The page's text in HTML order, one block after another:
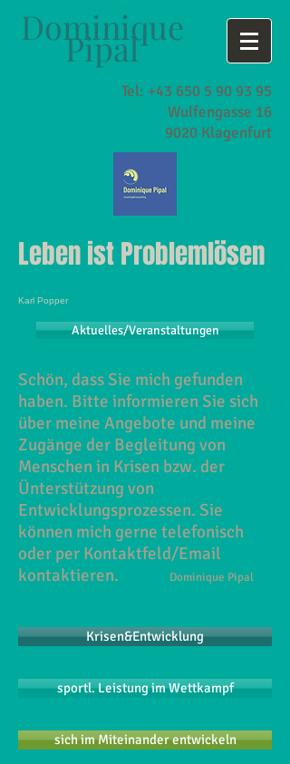
Tel: +43 650 5 90 93 95
Wulfengasse 16
9020 Klagenfurt
Dominique
Pipal
Krisen&Entwicklung
sportl. Leistung im Wettkampf
sich im Miteinander entwickeln
Leben ist Problemlösen
Karl Popper
Schön, dass Sie mich gefunden
haben. Bitte informieren Sie sich
über meine Angebote und meine
Zugänge der Begleitung von
Menschen in Krisen bzw. der
Ünterstützung von
Entwicklungsprozessen. Sie
können mich gerne telefonisch
oder per Kontaktfeld/Email
kontaktieren.
Dominique Pipal
Aktuelles/Veranstaltungen